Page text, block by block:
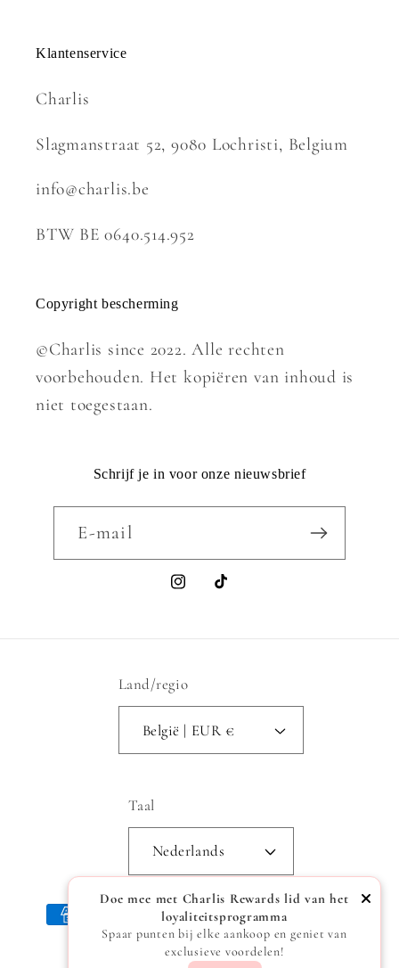
Klantenservice
Charlis
Slagmanstraat 52, 9080 Lochristi, Belgium
info@charlis.be
BTW BE 0640.514.952
Copyright bescherming
©Charlis since 2022. Alle rechten
voorbehouden. Het kopiëren van inhoud is
niet toegestaan.
Schrijf je in voor onze nieuwsbrief
E‑mail
InstagramTikTok
Land/regio
België | EUR €
Taal
Nederlands
Betaalmethoden
Doe mee met Charlis Rewards lid van het
loyaliteitsprogramma
Spaar punten bij elke aankoop en geniet van
exclusieve voordelen!